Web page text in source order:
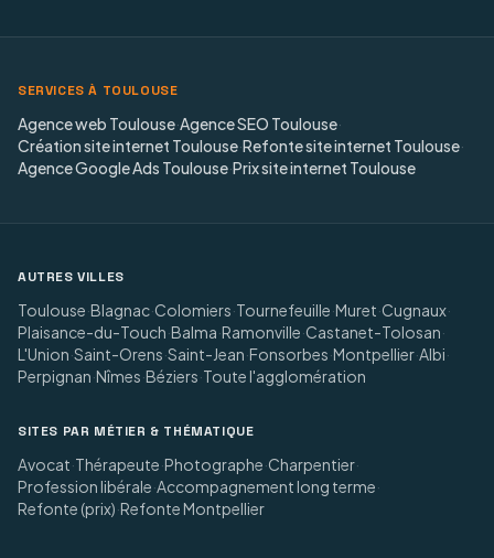
SERVICES À TOULOUSE
Agence web Toulouse·Agence SEO Toulouse·
Création site internet Toulouse·Refonte site internet Toulouse·
Agence Google Ads Toulouse·Prix site internet Toulouse
AUTRES VILLES
Toulouse·Blagnac·Colomiers·Tournefeuille·Muret·Cugnaux·
Plaisance-du-Touch·Balma·Ramonville·Castanet-Tolosan·
L'Union·Saint-Orens·Saint-Jean·Fonsorbes·Montpellier·Albi·
Perpignan·Nîmes·Béziers·Toute l'agglomération
SITES PAR MÉTIER & THÉMATIQUE
Avocat·Thérapeute·Photographe·Charpentier·
Profession libérale·Accompagnement long terme·
Refonte (prix)·Refonte Montpellier